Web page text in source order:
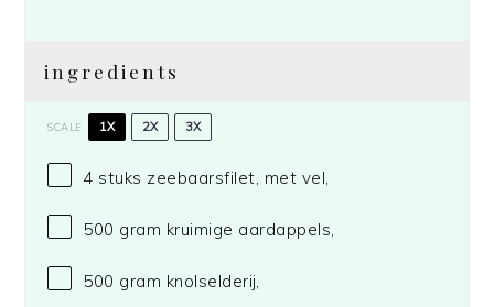
ingredients
SCALE 1X 2X 3X
4 stuks zeebaarsfilet, met vel,
500 gram kruimige aardappels,
500 gram knolselderij,